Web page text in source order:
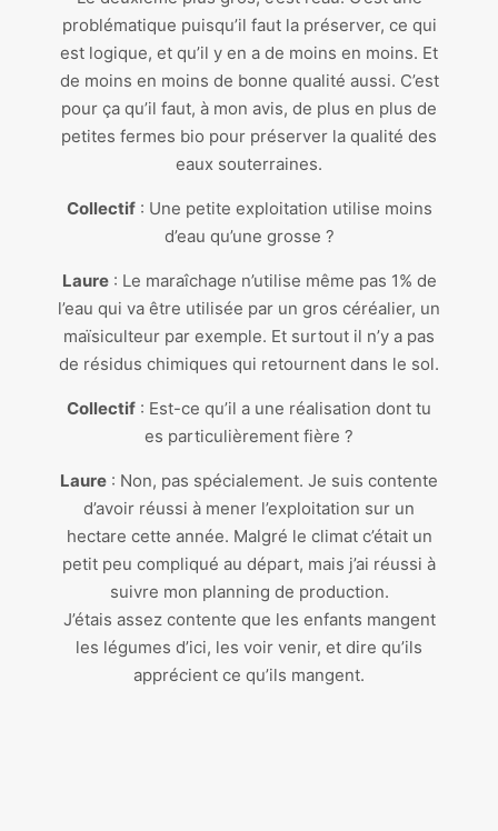
problématique puisqu’il faut la préserver, ce qui
est logique, et qu’il y en a de moins en moins. Et
de moins en moins de bonne qualité aussi. C’est
pour ça qu’il faut, à mon avis, de plus en plus de
petites fermes bio pour préserver la qualité des
eaux souterraines.
Collectif: Une petite exploitation utilise moins
d’eau qu’une grosse ?
Laure: Le maraîchage n’utilise même pas 1% de
l’eau qui va être utilisée par un gros céréalier, un
maïsiculteur par exemple. Et surtout il n’y a pas
de résidus chimiques qui retournent dans le sol.
Collectif : Est-ce qu’il a une réalisation dont tu
es particulièrement fière ?
Laure : Non, pas spécialement. Je suis contente
d’avoir réussi à mener l’exploitation sur un
hectare cette année. Malgré le climat c’était un
petit peu compliqué au départ, mais j’ai réussi à
suivre mon planning de production.
J’étais assez contente que les enfants mangent
les légumes d’ici, les voir venir, et dire qu’ils
apprécient ce qu’ils mangent.